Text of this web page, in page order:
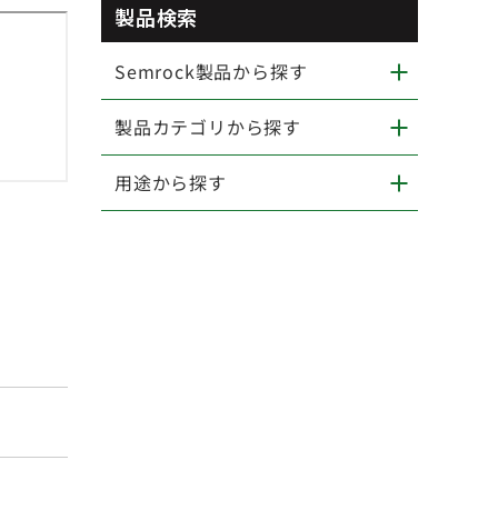
製品検索
Semrock製品から探す
製品カテゴリから探す
用途から探す